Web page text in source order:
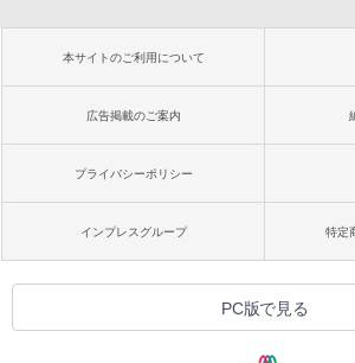
本サイトのご利用について
広告掲載のご案内
プライバシーポリシー
インプレスグループ 特定
PC版で見る